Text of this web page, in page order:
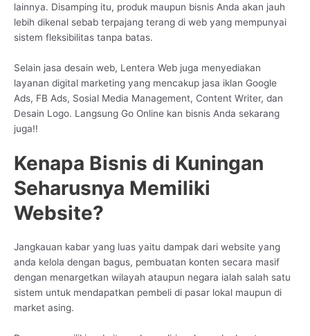
lainnya. Disamping itu, produk maupun bisnis Anda akan jauh
lebih dikenal sebab terpajang terang di web yang mempunyai
sistem fleksibilitas tanpa batas.
Selain jasa desain web, Lentera Web juga menyediakan
layanan digital marketing yang mencakup jasa iklan Google
Ads, FB Ads, Sosial Media Management, Content Writer, dan
Desain Logo. Langsung Go Online kan bisnis Anda sekarang
juga!!
Kenapa Bisnis di Kuningan
Seharusnya Memiliki
Website?
Jangkauan kabar yang luas yaitu dampak dari website yang
anda kelola dengan bagus, pembuatan konten secara masif
dengan menargetkan wilayah ataupun negara ialah salah satu
sistem untuk mendapatkan pembeli di pasar lokal maupun di
market asing.